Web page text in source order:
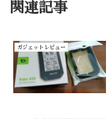
関連記事
ガジェットレビュー